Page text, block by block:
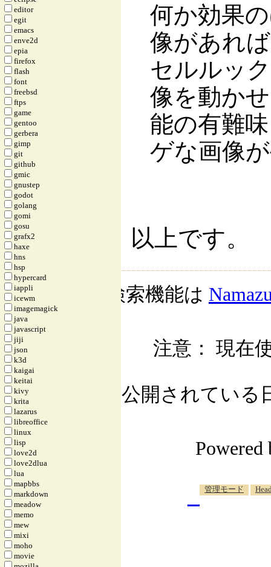
何か効果
像があれ
セルルッ
像を動か
能の有難
ゲな画像
以上です。
editor
egit
emacs
enve2d
epia
firefox
flash
font
freebsd
ftps
game
gentoo
gerbera
gimp
git
github
gmic
gnustep
godot
golang
gomi
gosu
grafx2
haxe
hns
hsp
hypercard
iappli
icewm
imagemagick
java
javascript
jiji
json
k3d
kaigai
keitai
kivy
krita
lazarus
libreoffice
linux
lisp
love2d
love2dlua
lua
mapbbs
markdown
meadow
memo
mew
mixi
moho
movie
検索機能は
注意： 現在
公開されている
管理モード